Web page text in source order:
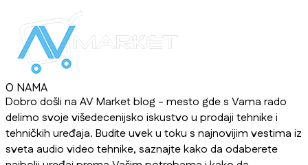
O NAMA
Dobro došli na AV Market blog - mesto gde s Vama rado
delimo svoje višedecenijsko iskustvo u prodaji tehnike i
tehničkih uređaja. Budite uvek u toku s najnovijim vestima iz
sveta audio video tehnike, saznajte kako da odaberete